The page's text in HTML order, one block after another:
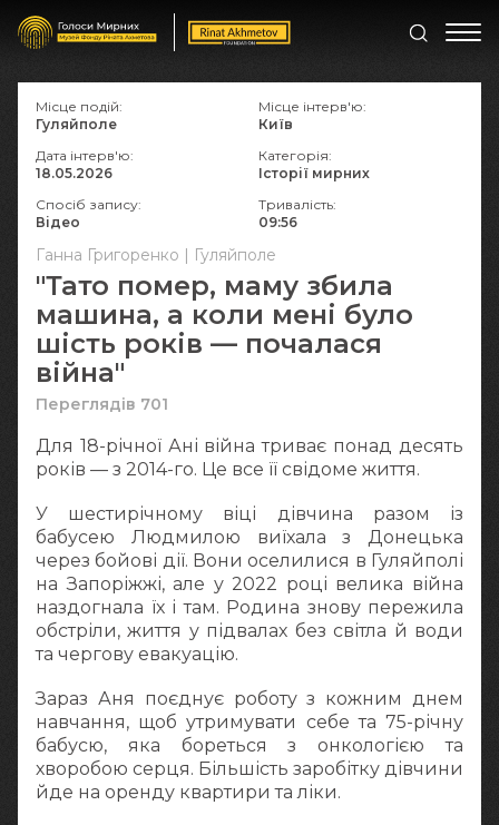
Ганна Григоренко | Гуляйполе
"Тато помер, маму збила
машина, а коли мені було
шість років — почалася
війна"
Переглядів 701
Для 18-річної Ані війна триває понад десять
років — з 2014-го. Це все її свідоме життя.
У шестирічному віці дівчина разом із
бабусею Людмилою виїхала з Донецька
через бойові дії. Вони оселилися в Гуляйполі
на Запоріжжі, але у 2022 році велика війна
наздогнала їх і там. Родина знову пережила
обстріли, життя у підвалах без світла й води
та чергову евакуацію.
Зараз Аня поєднує роботу з кожним днем
навчання, щоб утримувати себе та 75-річну
бабусю, яка бореться з онкологією та
хворобою серця. Більшість заробітку дівчини
йде на оренду квартири та ліки.
Місце подій:
Гуляйполе
Місце інтерв'ю:
Київ
Дата інтерв'ю:
18.05.2026
Категорія:
Історії мирних
Спосіб запису:
Відео
Тривалість:
09:56